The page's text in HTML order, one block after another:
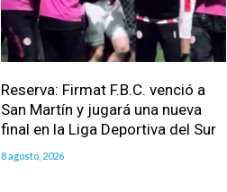
Reserva: Firmat F.B.C. venció a
San Martín y jugará una nueva
final en la Liga Deportiva del Sur
8 agosto, 2026